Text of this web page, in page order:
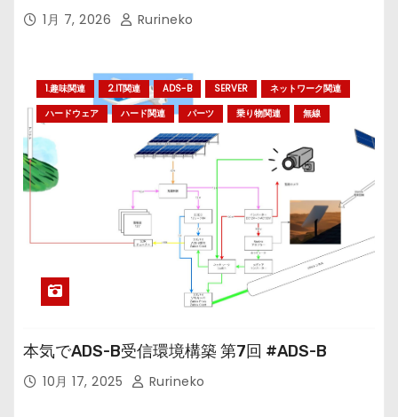
1月 7, 2026 Rurineko
1.趣味関連 2.IT関連 ADS-B SERVER
ネットワーク関連
ハードウェア
ハード関連 パーツ 乗り物関連 無線
本気でADS-B受信環境構築 第7回 #ADS-B
10月 17, 2025 Rurineko